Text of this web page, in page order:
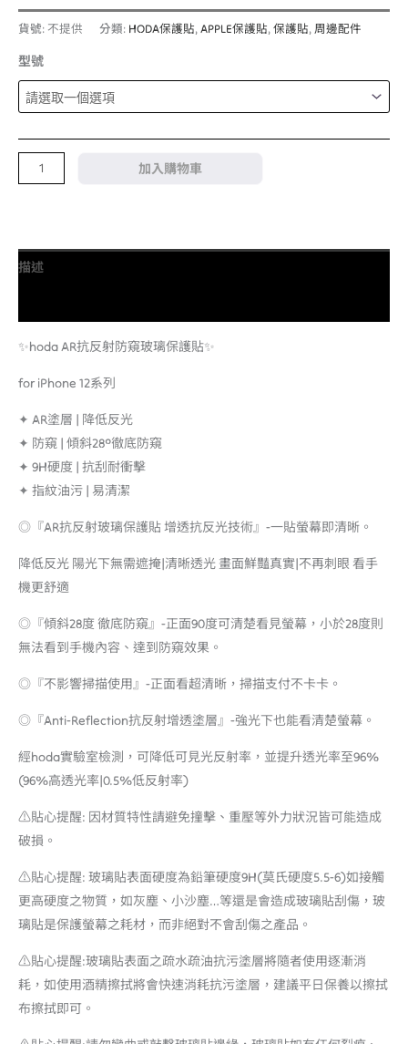
貨號: 不提供 分類: HODA保護貼, APPLE保護貼, 保護貼, 周邊配件
型號
加入購物車
描述
✨hoda AR抗反射防窺玻璃保護貼✨
for iPhone 12系列
✦ AR塗層 | 降低反光
✦ 防窺 | 傾斜28°徹底防窺
✦ 9H硬度 | 抗刮耐衝擊
✦ 指紋油污 | 易清潔
◎『AR抗反射玻璃保護貼 增透抗反光技術』-一貼螢幕即清晰。
降低反光 陽光下無需遮掩|清晰透光 畫面鮮豔真實|不再刺眼 看手
機更舒適
◎『傾斜28度 徹底防窺』-正面90度可清楚看見螢幕，小於28度則
無法看到手機內容、達到防窺效果。
◎『不影響掃描使用』-正面看超清晰，掃描支付不卡卡。
◎『Anti-Reflection抗反射增透塗層』-強光下也能看清楚螢幕。
經hoda實驗室檢測，可降低可見光反射率，並提升透光率至96%
(96%高透光率|0.5%低反射率)
⚠️貼心提醒: 因材質特性請避免撞擊、重壓等外力狀況皆可能造成
破損。
⚠️貼心提醒: 玻璃貼表面硬度為鉛筆硬度9H(莫氏硬度5.5-6)如接觸
更高硬度之物質，如灰塵、小沙塵…等還是會造成玻璃貼刮傷，玻
璃貼是保護螢幕之耗材，而非絕對不會刮傷之產品。
⚠️貼心提醒:玻璃貼表面之疏水疏油抗污塗層將隨者使用逐漸消
耗，如使用酒精擦拭將會快速消耗抗污塗層，建議平日保養以擦拭
布擦拭即可。